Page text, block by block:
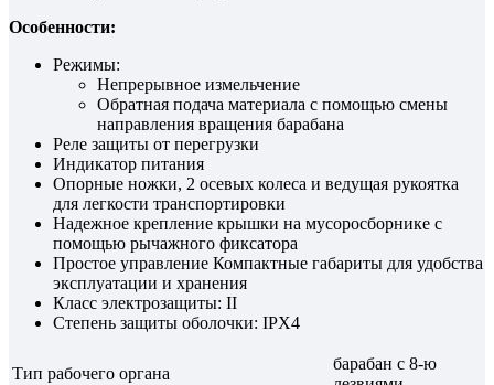
Особенности:
Режимы:
Непрерывное измельчение
Обратная подача материала с помощью смены
направления вращения барабана
Реле защиты от перегрузки
Индикатор питания
Опорные ножки, 2 осевых колеса и ведущая рукоятка
для легкости транспортировки
Надежное крепление крышки на мусоросборнике с
помощью рычажного фиксатора
Простое управление Компактные габариты для удобства
эксплуатации и хранения
Класс электрозащиты: II
Степень защиты оболочки: IPX4
Тип рабочего органа
барабан с 8-ю